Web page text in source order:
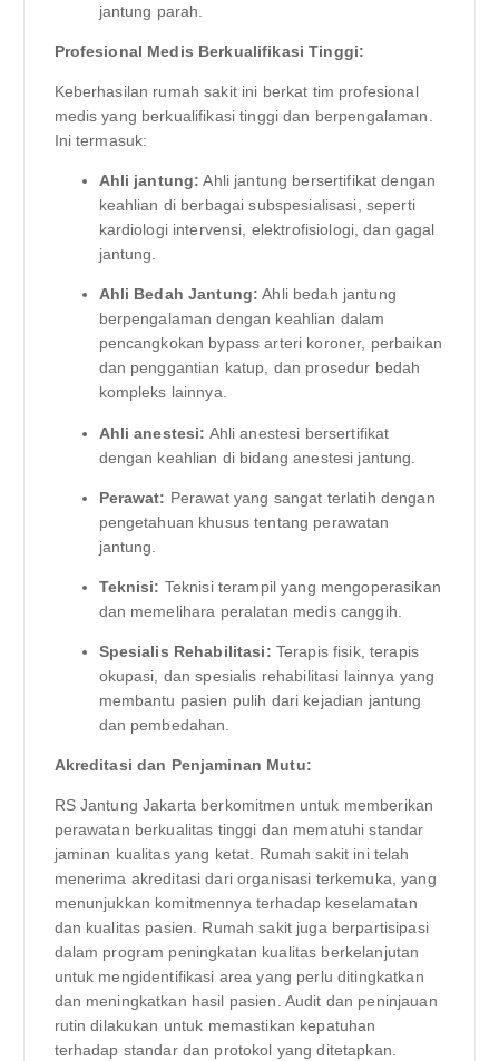
jantung parah.
Profesional Medis Berkualifikasi Tinggi:
Keberhasilan rumah sakit ini berkat tim profesional
medis yang berkualifikasi tinggi dan berpengalaman.
Ini termasuk:
Ahli jantung: Ahli jantung bersertifikat dengan
keahlian di berbagai subspesialisasi, seperti
kardiologi intervensi, elektrofisiologi, dan gagal
jantung.
Ahli Bedah Jantung: Ahli bedah jantung
berpengalaman dengan keahlian dalam
pencangkokan bypass arteri koroner, perbaikan
dan penggantian katup, dan prosedur bedah
kompleks lainnya.
Ahli anestesi: Ahli anestesi bersertifikat
dengan keahlian di bidang anestesi jantung.
Perawat: Perawat yang sangat terlatih dengan
pengetahuan khusus tentang perawatan
jantung.
Teknisi: Teknisi terampil yang mengoperasikan
dan memelihara peralatan medis canggih.
Spesialis Rehabilitasi: Terapis fisik, terapis
okupasi, dan spesialis rehabilitasi lainnya yang
membantu pasien pulih dari kejadian jantung
dan pembedahan.
Akreditasi dan Penjaminan Mutu:
RS Jantung Jakarta berkomitmen untuk memberikan
perawatan berkualitas tinggi dan mematuhi standar
jaminan kualitas yang ketat. Rumah sakit ini telah
menerima akreditasi dari organisasi terkemuka, yang
menunjukkan komitmennya terhadap keselamatan
dan kualitas pasien. Rumah sakit juga berpartisipasi
dalam program peningkatan kualitas berkelanjutan
untuk mengidentifikasi area yang perlu ditingkatkan
dan meningkatkan hasil pasien. Audit dan peninjauan
rutin dilakukan untuk memastikan kepatuhan
terhadap standar dan protokol yang ditetapkan.